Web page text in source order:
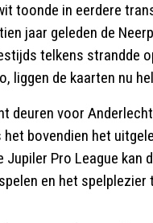
toonde in eerdere
jaar geleden de
telkens strandde
liggen de kaarten nu
deuren voor
bovendien het
Pro League kan
en het spelplezier